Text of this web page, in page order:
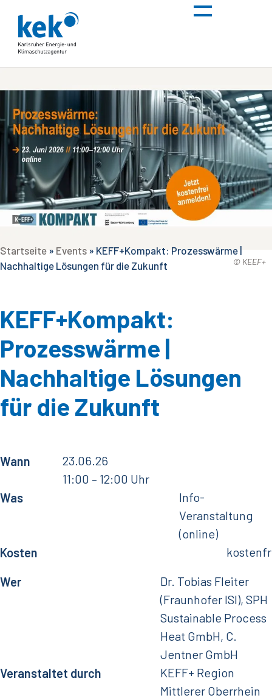
© KEEF+
Startseite » Events » KEFF+Kompakt: Prozesswärme |
Nachhaltige Lösungen für die Zukunft
KEFF+Kompakt:
Prozesswärme |
Nachhaltige Lösungen
für die Zukunft
Wann
23.06.26
11:00 – 12:00 Uhr
Was
Info-
Veranstaltung
(online)
Kosten
Wer
Dr. Tobias Fleiter
(Fraunhofer ISI), SPH
Sustainable Process
Heat GmbH, C.
Jentner GmbH
Veranstaltet durch
KEFF+ Region
Mittlerer Oberrhein